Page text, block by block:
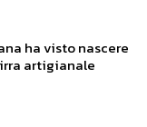
ha visto nascere
artigianale